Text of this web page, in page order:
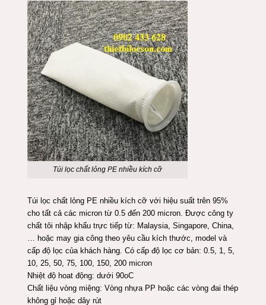
Túi lọc chất lỏng PE nhiều kích cỡ
Túi lọc chất lỏng PE nhiều kích cỡ với hiệu suất trên 95%
cho tất cả các micron từ 0.5 đến 200 micron. Được công ty
chất tôi nhập khẩu trực tiếp từ: Malaysia, Singapore, China,
… hoặc may gia công theo yêu cầu kích thước, model và
cấp độ lọc của khách hàng. Có cấp độ lọc cơ bản: 0.5, 1, 5,
10, 25, 50, 75, 100, 150, 200 micron
Nhiệt độ hoat động: dưới 90oC
Chất liệu vòng miệng: Vòng nhựa PP hoặc các vòng đai thép
không gỉ hoặc dây rút